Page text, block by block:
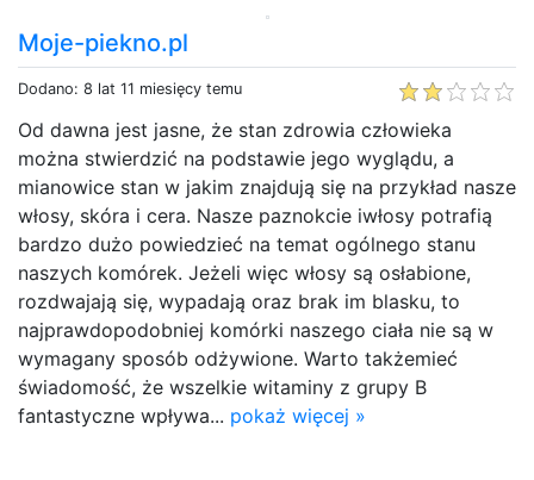
Moje-piekno.pl
Dodano: 8 lat 11 miesięcy temu
Od dawna jest jasne, że stan zdrowia człowieka
można stwierdzić na podstawie jego wyglądu, a
mianowice stan w jakim znajdują się na przykład nasze
włosy, skóra i cera. Nasze paznokcie iwłosy potrafią
bardzo dużo powiedzieć na temat ogólnego stanu
naszych komórek. Jeżeli więc włosy są osłabione,
rozdwajają się, wypadają oraz brak im blasku, to
najprawdopodobniej komórki naszego ciała nie są w
wymagany sposób odżywione. Warto takżemieć
świadomość, że wszelkie witaminy z grupy B
fantastyczne wpływa... pokaż więcej »